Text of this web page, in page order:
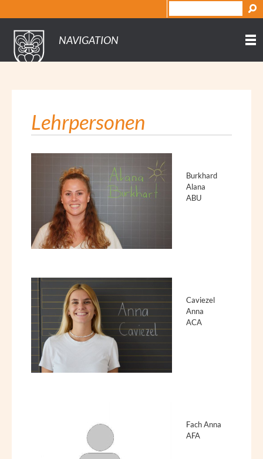
NAVIGATION
Lehrpersonen
Burkhard
Alana
ABU
Caviezel
Anna
ACA
Fach Anna
AFA